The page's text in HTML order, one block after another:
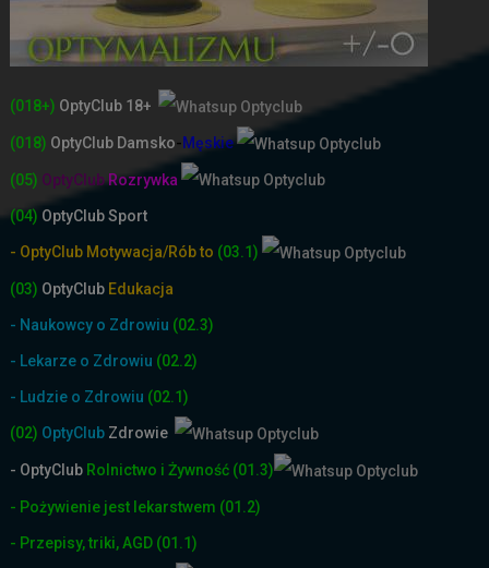
(018+) OptyClub 18+
(018) OptyClub Damsko-Męskie
(05) OptyClub Rozrywka
(04) OptyClub Sport
- OptyClub Motywacja/Rób to (03.1)
(03) OptyClub Edukacja
- Naukowcy o Zdrowiu (02.3)
- Lekarze o Zdrowiu (02.2)
- Ludzie o Zdrowiu (02.1)
(02) OptyClub Zdrowie
- OptyClub Rolnictwo i Żywność (01.3)
- Pożywienie jest lekarstwem (01.2)
- Przepisy, triki, AGD (01.1)